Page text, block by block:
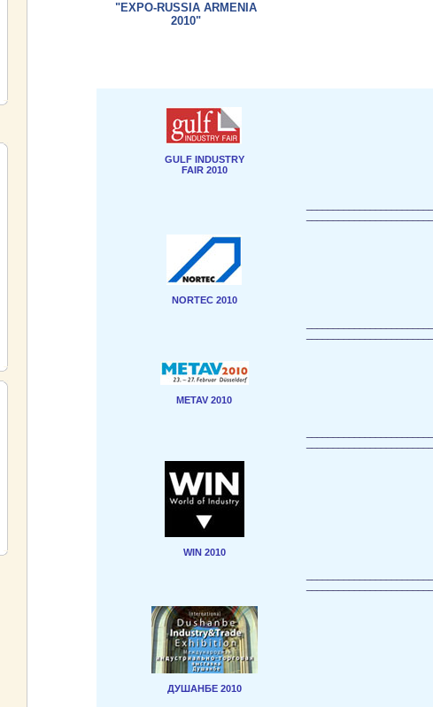
"EXPO-RUSSIA ARMENIA
2010"
GULF INDUSTRY
FAIR 2010
NORTEC 2010
METAV 2010
WIN 2010
ДУШАНБЕ 2010